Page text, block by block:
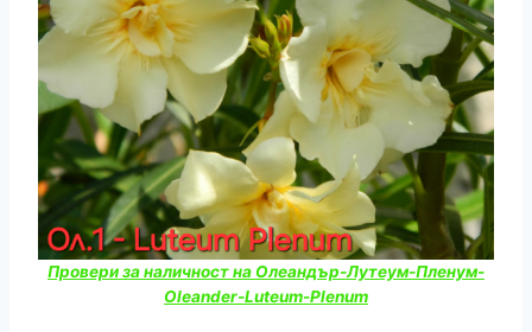
Провери за наличност на Олеандър-Лутеум-Пленум-
Oleander-Luteum-Plenum